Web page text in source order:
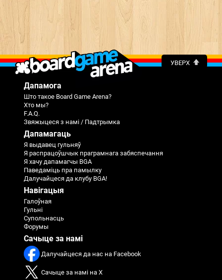
УВЕРХ
Дапамога
Што такое Board Game Arena?
Хто мы?
F.A.Q.
Звяжыцеся з намі / Падтрымка
Дапамагаць
Я выдавец гульняў
Я распрацоўшчык праграмнага забяспечання
Я хачу дапамагчы BGA
Паведаміць пра памылку
Далучайцеся да клубу BGA!
Навігацыя
Галоўная
Гульні
Супольнасць
Форумы
Сачыце за намі
Далучайцеся да нас на Facebook
Сачыце за намі на X